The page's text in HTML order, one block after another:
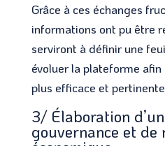
Grâce à ces échanges
informations ont pu être
serviront à définir une
évoluer la plateforme afin
plus efficace et
3/ Élaboration
gouvernance et de